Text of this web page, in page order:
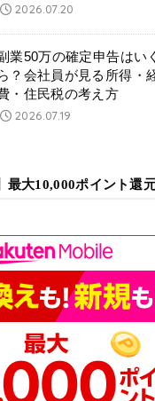
2026.07.20
業50万の確定申告はいく
？会社員が見る所得・
・住民税の考え方
2026.07.19
最大10,000ポイント還